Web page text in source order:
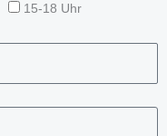
15-18 Uhr